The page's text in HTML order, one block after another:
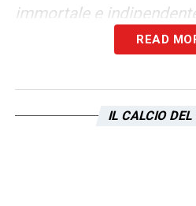
immortale e
TIFOSI E GIOCATORI
non ci sarebbe storia
READ
IL CALCIO DEL